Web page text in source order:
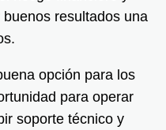
resultados una
opción para los
para operar
soporte técnico y